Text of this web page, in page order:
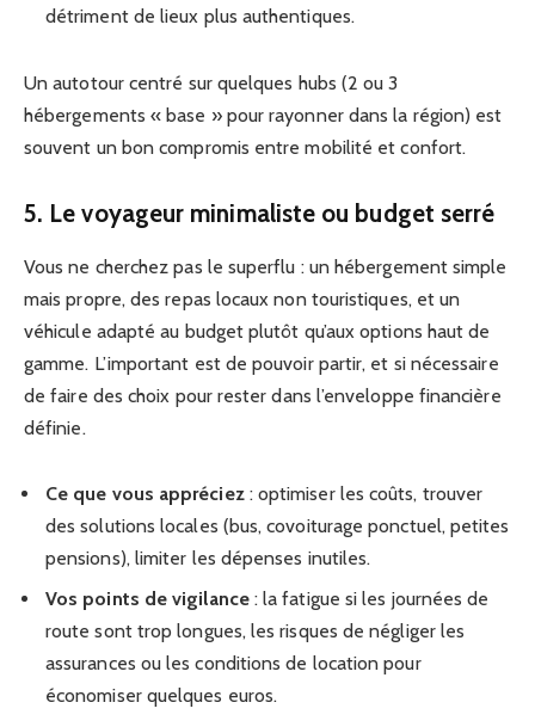
détriment de lieux plus authentiques.
Un autotour centré sur quelques hubs (2 ou 3
hébergements « base » pour rayonner dans la région) est
souvent un bon compromis entre mobilité et confort.
5. Le voyageur minimaliste ou budget serré
Vous ne cherchez pas le superflu : un hébergement simple
mais propre, des repas locaux non touristiques, et un
véhicule adapté au budget plutôt qu’aux options haut de
gamme. L’important est de pouvoir partir, et si nécessaire
de faire des choix pour rester dans l’enveloppe financière
définie.
Ce que vous appréciez: optimiser les coûts, trouver
des solutions locales (bus, covoiturage ponctuel, petites
pensions), limiter les dépenses inutiles.
Vos points de vigilance: la fatigue si les journées de
route sont trop longues, les risques de négliger les
assurances ou les conditions de location pour
économiser quelques euros.